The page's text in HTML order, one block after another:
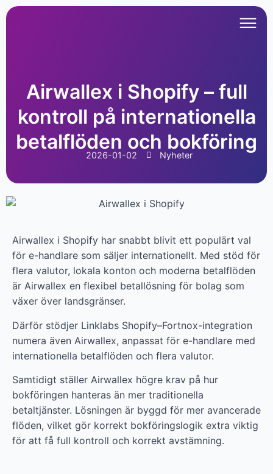
Airwallex i Shopify – full
kontroll på internationella
betalflöden och bokföring
2026-01-02 Nyheter
Airwallex i Shopify har snabbt blivit ett populärt val
för e-handlare som säljer internationellt. Med stöd för
flera valutor, lokala konton och moderna betalflöden
är Airwallex en flexibel betallösning för bolag som
växer över landsgränser.
Därför stödjer Linklabs Shopify–Fortnox-integration
numera även Airwallex, anpassat för e-handlare med
internationella betalflöden och flera valutor.
Samtidigt ställer Airwallex högre krav på hur
bokföringen hanteras än mer traditionella
betaltjänster. Lösningen är byggd för mer avancerade
flöden, vilket gör korrekt bokföringslogik extra viktig
för att få full kontroll och korrekt avstämning.